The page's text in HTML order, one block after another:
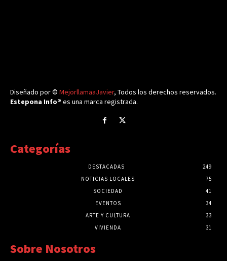
Diseñado por © MejorllamaaJavier, Todos los derechos reservados.
Estepona Info® es una marca registrada.
Categorías
DESTACADAS
249
NOTICIAS LOCALES
75
SOCIEDAD
41
EVENTOS
34
ARTE Y CULTURA
33
VIVIENDA
31
Sobre Nosotros